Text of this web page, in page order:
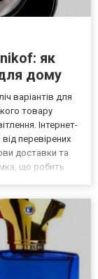
як
дому
варіантів для
товару
Інтернет-
перевірених
доставки та
що робить